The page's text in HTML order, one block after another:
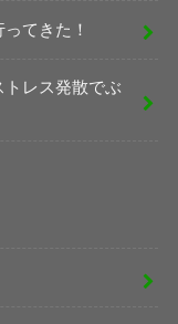
てきた！
レス発散でぶ